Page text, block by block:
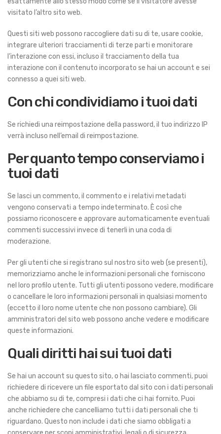
visitato l’altro sito web.
Questi siti web possono raccogliere dati su di te, usare cookie,
integrare ulteriori tracciamenti di terze parti e monitorare
l’interazione con essi, incluso il tracciamento della tua
interazione con il contenuto incorporato se hai un account e sei
connesso a quei siti web.
Con chi condividiamo i tuoi dati
Se richiedi una reimpostazione della password, il tuo indirizzo IP
verrà incluso nell’email di reimpostazione.
Per quanto tempo conserviamo i
tuoi dati
Se lasci un commento, il commento e i relativi metadati
vengono conservati a tempo indeterminato. È così che
possiamo riconoscere e approvare automaticamente eventuali
commenti successivi invece di tenerli in una coda di
moderazione.
Per gli utenti che si registrano sul nostro sito web (se presenti),
memorizziamo anche le informazioni personali che forniscono
nel loro profilo utente. Tutti gli utenti possono vedere, modificare
o cancellare le loro informazioni personali in qualsiasi momento
(eccetto il loro nome utente che non possono cambiare). Gli
amministratori del sito web possono anche vedere e modificare
queste informazioni.
Quali diritti hai sui tuoi dati
Se hai un account su questo sito, o hai lasciato commenti, puoi
richiedere di ricevere un file esportato dal sito con i dati personali
che abbiamo su di te, compresi i dati che ci hai fornito. Puoi
anche richiedere che cancelliamo tutti i dati personali che ti
riguardano. Questo non include i dati che siamo obbligati a